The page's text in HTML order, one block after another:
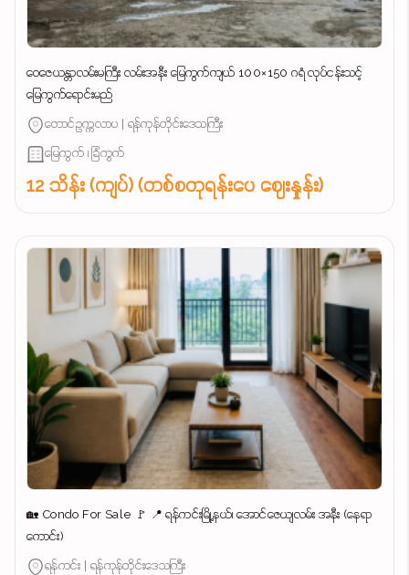
ဝေဇေယန္တာလမ်းမကြီး လမ်းအနီး မြေကွက်ကျယ် 100×150 ဂရံ လုပ်ငန်းသင့်
မြေကွက်ရောင်းမည်
တောင်ဥက္ကလာပ | ရန်ကုန်တိုင်းဒေသကြီး
မြေကွက် ၊ ခြံကွက်
12 သိန်း (ကျပ်) (တစ်စတုရန်းပေ ဈေးနှုန်း)
🏡 Condo For Sale 🚩 📍 ရန်ကင်းမြို့နယ်၊ အောင်ဇေယျလမ်း အနီး (နေရာ
ကောင်း)
ရန်ကင်း | ရန်ကုန်တိုင်းဒေသကြီး